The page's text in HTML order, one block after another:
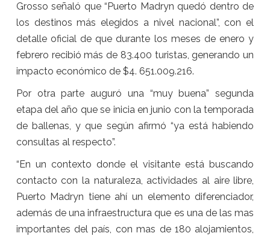
Grosso señaló que “Puerto Madryn quedó dentro de
los destinos más elegidos a nivel nacional”, con el
detalle oficial de que durante los meses de enero y
febrero recibió más de 83.400 turistas, generando un
impacto económico de $4. 651.009.216.
Por otra parte auguró una “muy buena” segunda
etapa del año que se inicia en junio con la temporada
de ballenas, y que según afirmó “ya está habiendo
consultas al respecto”.
“En un contexto donde el visitante está buscando
contacto con la naturaleza, actividades al aire libre,
Puerto Madryn tiene ahí un elemento diferenciador,
además de una infraestructura que es una de las mas
importantes del país, con mas de 180 alojamientos,